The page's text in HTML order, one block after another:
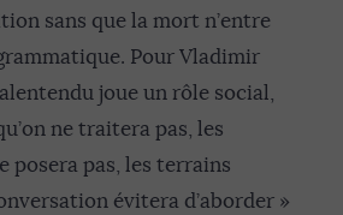
sans que la mort n’entre
Pour Vladimir
joue un rôle social,
ne traitera pas, les
posera pas, les terrains
évitera d’aborder »